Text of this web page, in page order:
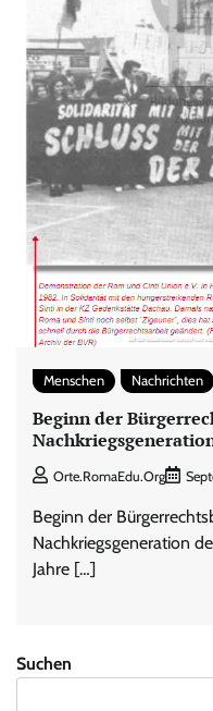
Menschen Nachrichten
Beginn der
Orte.RomaEdu.org
Beginn der
Nachkriegsgeneration
Jahre […]
Suchen